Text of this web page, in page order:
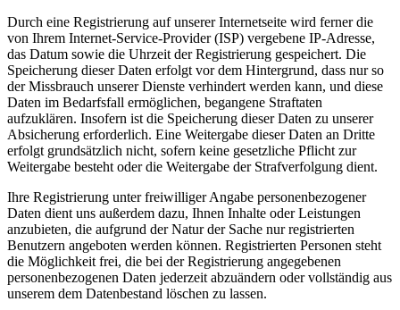
Durch eine Registrierung auf unserer Internetseite wird ferner die
von Ihrem Internet-Service-Provider (ISP) vergebene IP-Adresse,
das Datum sowie die Uhrzeit der Registrierung gespeichert. Die
Speicherung dieser Daten erfolgt vor dem Hintergrund, dass nur so
der Missbrauch unserer Dienste verhindert werden kann, und diese
Daten im Bedarfsfall ermöglichen, begangene Straftaten
aufzuklären. Insofern ist die Speicherung dieser Daten zu unserer
Absicherung erforderlich. Eine Weitergabe dieser Daten an Dritte
erfolgt grundsätzlich nicht, sofern keine gesetzliche Pflicht zur
Weitergabe besteht oder die Weitergabe der Strafverfolgung dient.
Ihre Registrierung unter freiwilliger Angabe personenbezogener
Daten dient uns außerdem dazu, Ihnen Inhalte oder Leistungen
anzubieten, die aufgrund der Natur der Sache nur registrierten
Benutzern angeboten werden können. Registrierten Personen steht
die Möglichkeit frei, die bei der Registrierung angegebenen
personenbezogenen Daten jederzeit abzuändern oder vollständig aus
unserem dem Datenbestand löschen zu lassen.